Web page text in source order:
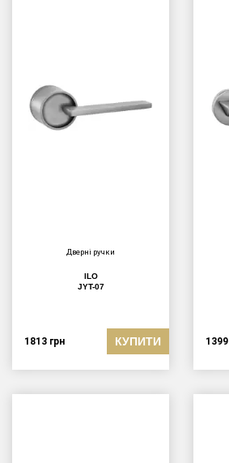
Дверні ручки
ILO
JYT-07
1813 грн КУПИТИ 1399